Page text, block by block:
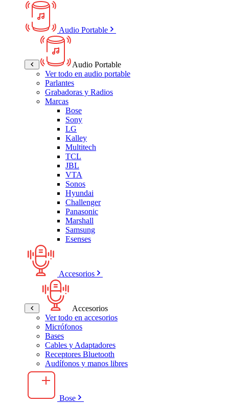
Audio Portable
Audio Portable
Ver todo en audio portable
Parlantes
Grabadoras y Radios
Marcas
Bose
Sony
LG
Kalley
Multitech
TCL
JBL
VTA
Sonos
Hyundai
Challenger
Panasonic
Marshall
Samsung
Esenses
Accesorios
Accesorios
Ver todo en accesorios
Micrófonos
Bases
Cables y Adaptadores
Receptores Bluetooth
Audífonos y manos libres
Bose